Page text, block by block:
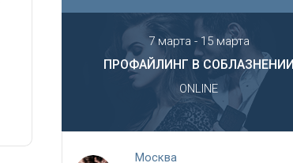
7 марта - 15 марта
ПРОФАЙЛИНГ В СОБЛАЗНЕНИИ
ONLINE
Москва